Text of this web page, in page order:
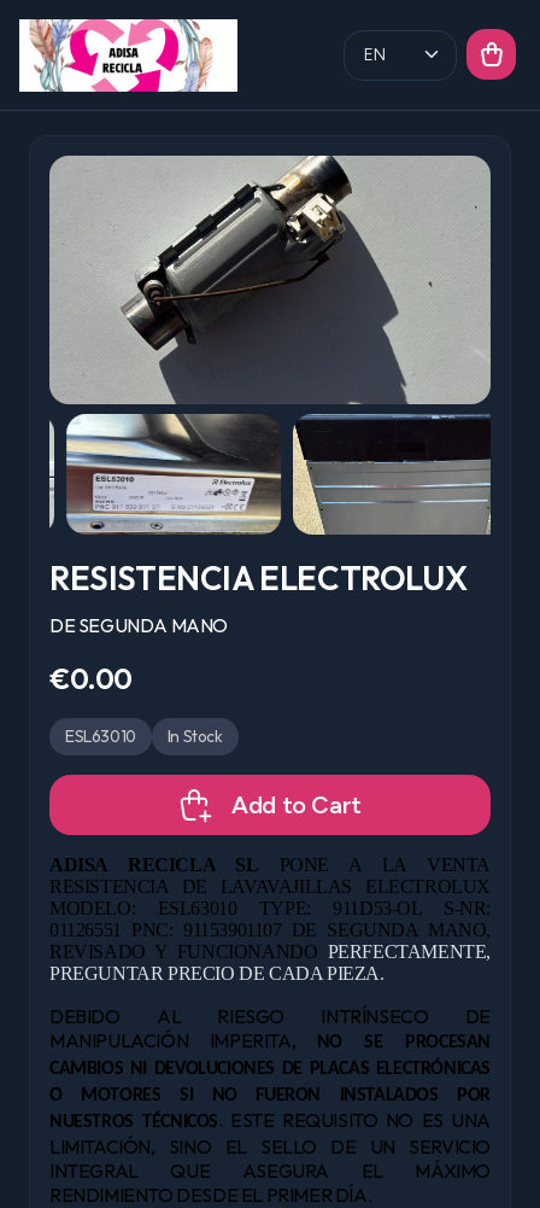
RESISTENCIA ELECTROLUX
DE SEGUNDA MANO
€0.00
ESL63010 In Stock
Add to Cart
ADISA RECICLA SL PONE A LA VENTA
RESISTENCIA DE LAVAVAJILLAS ELECTROLUX
MODELO: ESL63010 TYPE: 911D53-OL S-NR:
01126551 PNC: 91153901107 DE SEGUNDA MANO,
REVISADO Y FUNCIONANDO PERFECTAMENTE,
PREGUNTAR PRECIO DE CADA PIEZA.
DEBIDO AL RIESGO INTRÍNSECO DE
MANIPULACIÓN IMPERITA,
NO SE PROCESAN
CAMBIOS NI DEVOLUCIONES DE PLACAS ELECTRÓNICAS
O MOTORES SI NO FUERON INSTALADOS POR
NUESTROS TÉCNICOS. ESTE REQUISITO NO ES UNA
LIMITACIÓN, SINO EL SELLO DE UN SERVICIO
INTEGRAL QUE ASEGURA EL MÁXIMO
RENDIMIENTO DESDE EL PRIMER DÍA.